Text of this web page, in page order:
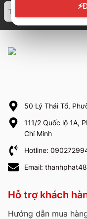
⚡
50 Lý Thái Tổ,
111/2 Quốc lộ 1A,
Chí Minh
Hotline:
Email:
Hỗ trợ khách
Hướng dẫn mua